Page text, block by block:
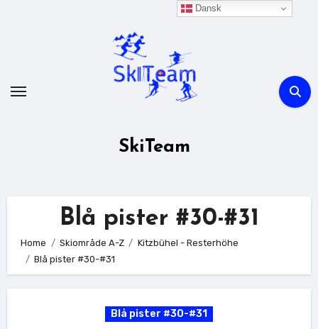
SkiTeam
Blå pister #30-#31
Home Skiområde A-Z
Kitzbühel - Resterhöhe
Blå pister #30-#31
Blå pister #30-#31
Dansk